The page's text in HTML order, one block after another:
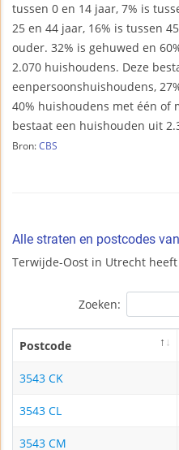
tussen 0 en 14 jaar, 7% is
25 en 44 jaar, 16% is tussen
ouder. 32% is gehuwed en
2.070 huishoudens. Deze
eenpersoonshuishoudens,
40% huishoudens met één of
bestaat een huishouden uit
Bron: CBS
Alle straten en postcodes
Terwijde-Oost in Utrecht heeft
Zoeken:
Postcode
3543 CK
3543 CL
3543 CM